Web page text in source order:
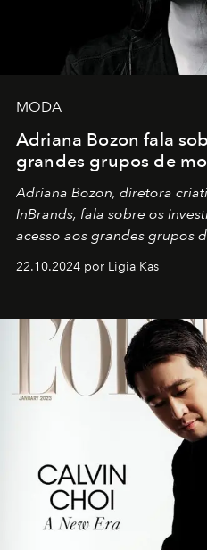
MODA
Adriana Bozon fala
grandes grupos de
Adriana Bozon, diretora
InBrands, fala sobre os
acesso aos grandes grupos
22.10.2024 por Ligia Kas